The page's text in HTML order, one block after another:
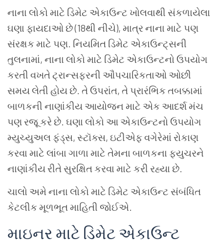
નાના લોકો માટે ડિમેટ એકાઉન્ટ ખોલવાથી સંકળાયેલા
ઘણા ફાયદાઓ છે(18થી નીચે), માત્રનાના માટે પણ
સંરક્ષકમાટે પણ. નિયમિત ડિમેટ એકાઉન્ટ્સની
તુલનામાં, નાના લોકો માટે ડિમેટ એકાઉન્ટનો ઉપયોગ
કરતી વખતેટ્રાન્સફરની ઔપચારિકતાઓ ઓછી
સમયલેતી હોય છે. તેઉપરાંત, તે પ્રારંભિકતબક્કામાં
બાળકની નાણાંકીય આયોજન માટે એક આદર્શમંચ
પણ રજૂકરે છે. ઘણા લોકો આ એકાઉન્ટનો ઉપયોગ
મ્યુચ્યુઅલફંડ્સ, સ્ટૉક્સ, ઇટીએફવગેરેમાં રોકાણ
કરવા માટે લાંબા ગાળા માટે તેમના બાળકના ફ્યુચરને
નાણાંકીય રીતે સુરક્ષિતકરવા માટે કરી રહ્યા છે.
ચાલો અમેનાના લોકો માટે ડિમેટ એકાઉન્ટ સંબંધિત
કેટલીકમૂળભૂતમાહિતી જોઈએ.
માઇનર માટે ડિમેટ એકાઉન્ટ